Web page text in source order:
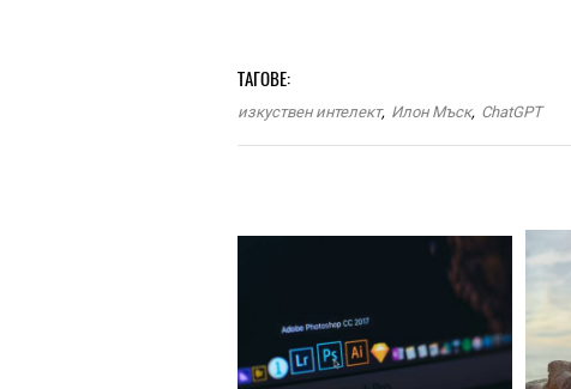
ТАГОВЕ:
изкуствен интелект, Илон Мъск, ChatGPT